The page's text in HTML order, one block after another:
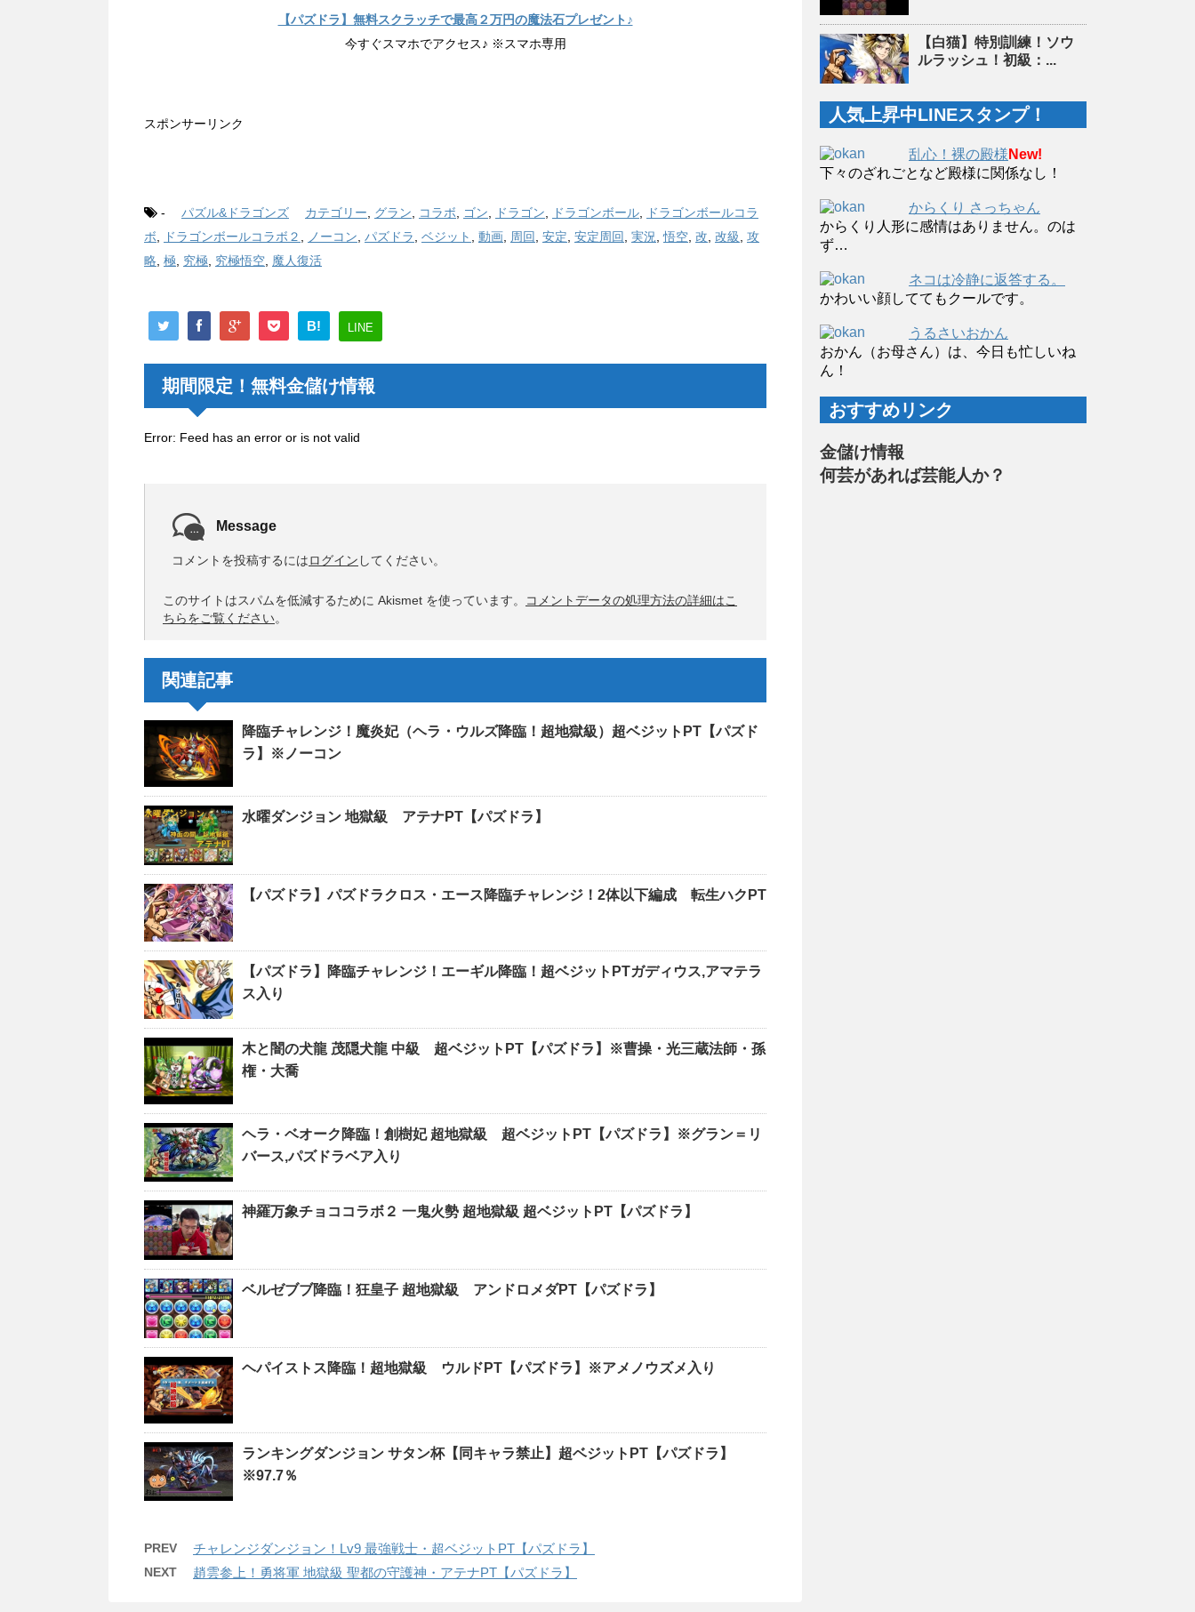
【パズドラ】無料スクラッチで最高２万円の魔法石プレゼント♪
今すぐスマホでアクセス♪ ※スマホ専用
スポンサーリンク
- パズル&ドラゴンズ カテゴリー グラン コラボ ゴン ドラゴン ドラゴンボール
ドラゴンボールコラ
ボ
ドラゴンボールコラボ２ ノーコン パズドラ ベジット 動画 周回 安定 安定周回 実況 ,悟空 改 改級
攻
略 極 究極 究極悟空 魔人復活
B! LINE
期間限定！無料金儲け情報
Error: Feed has an error or is not valid
Message
コメントを投稿するにはログイン してください。
このサイトはスパムを低減するために Akismet を使っています。
コメントデータの処理方法の詳細はこ
ちらをご覧ください。
関連記事
降臨チャレンジ！魔炎妃（ヘラ・ウルズ降臨！超地獄級）超ベジットPT【パズド
ラ】※ノーコン
水曜ダンジョン 地獄級 アテナPT【パズドラ】
【パズドラ】パズドラクロス・エース降臨チャレンジ！2体以下編成 転生ハクPT
【パズドラ】降臨チャレンジ！エーギル降臨！超ベジットPTガディウス,アマテラ
ス入り
木と闇の犬龍 茂隠犬龍 中級 超ベジットPT【パズドラ】※曹操・光三蔵法師・孫
権・大喬
ヘラ・ベオーク降臨！創樹妃 超地獄級 超ベジットPT【パズドラ】※グラン＝リ
バース,パズドラベア入り
神羅万象チョココラボ２ 一鬼火勢 超地獄級 超ベジットPT【パズドラ】
ベルゼブブ降臨！狂皇子 超地獄級 アンドロメダPT【パズドラ】
ヘパイストス降臨！超地獄級 ウルドPT【パズドラ】※アメノウズメ入り
ランキングダンジョン サタン杯【同キャラ禁止】超ベジットPT【パズドラ】
※97.7％
PREV チャレンジダンジョン！Lv9 最強戦士・超ベジットPT【パズドラ】
NEXT 趙雲参上！勇将軍 地獄級 聖都の守護神・アテナPT【パズドラ】
【白猫】特別訓練！ソウ
ルラッシュ！初級：...
人気上昇中LINEスタンプ！
乱心！裸の殿様 New!
下々のざれごとなど殿様に関係なし！
からくり さっちゃん
からくり人形に感情はありません。のは
ず…
ネコは冷静に返答する。
かわいい顔しててもクールです。
うるさいおかん
おかん（お母さん）は、今日も忙しいね
ん！
おすすめリンク
金儲け情報
何芸があれば芸能人か？